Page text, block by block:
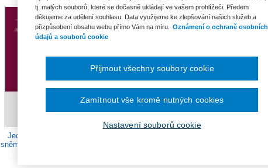
Jednací řád Poslanecké
sněmovny (č. 90/1995 Sb.) -
tj. malých souborů, které se dočasně ukládají ve vašem prohlížeči. Předem
děkujeme za udělení souhlasu. Data využijeme ke zlepšování našich služeb a
přizpůsobení obsahu webu přímo Vám na míru.
Oznámení o ochraně osobních
údajů a souborů cookie
Nastavení souborů cookie
Zamítnout vše kromě nutných cookies
Přijmout všechny soubory cookie